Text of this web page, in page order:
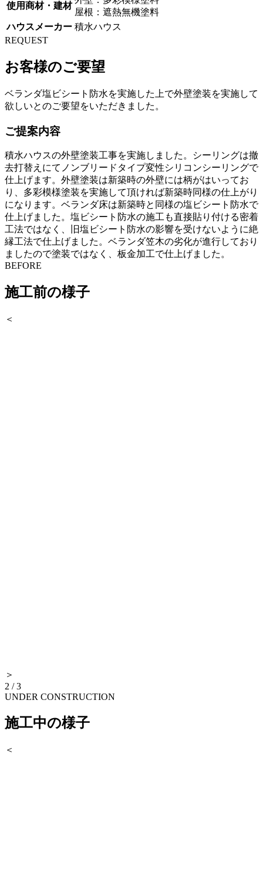
使用商材・建材
屋根：遮熱無機塗料
ハウスメーカー 積水ハウス
REQUEST
お客様のご要望
ベランダ塩ビシート防水を実施した上で外壁塗装を実施して
欲しいとのご要望をいただきました。
ご提案内容
積水ハウスの外壁塗装工事を実施しました。シーリングは撤
去打替えにてノンブリードタイプ変性シリコンシーリングで
仕上げます。外壁塗装は新築時の外壁には柄がはいってお
り、多彩模様塗装を実施して頂ければ新築時同様の仕上がり
になります。ベランダ床は新築時と同様の塩ビシート防水で
仕上げました。塩ビシート防水の施工も直接貼り付ける密着
工法ではなく、旧塩ビシート防水の影響を受けないように絶
縁工法で仕上げました。ベランダ笠木の劣化が進行しており
ましたので塗装ではなく、板金加工で仕上げました。
BEFORE
施工前の様子
＜
＞
2 /3
UNDER CONSTRUCTION
施工中の様子
＜